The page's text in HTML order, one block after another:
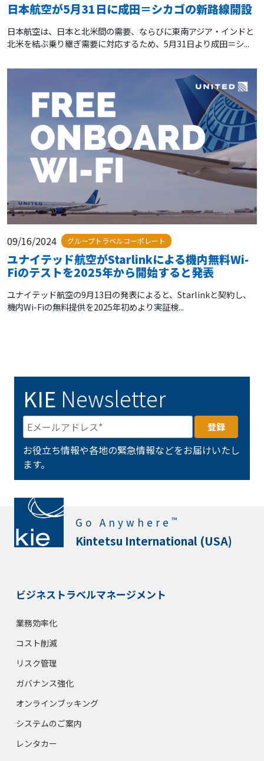
日本航空が5月31日に成田＝シカゴの新路線開設
日本航空は、日本と北米間の需要、ならびに東南アジア・インドと
北米を結ぶ乗り継ぎ需要に対応するため、5月31日より成田＝シ...
09/16/2024 グループトラベルコーポレート
ユナイテッド航空がStarlinkによる機内無料Wi-
Fiのテストを2025年から開始すると発表
ユナイテッド航空の9月13日の発表によると、Starlinkと契約し、
機内Wi-Fiの無料提供を2025年初めより実証検...
KIE Newsletter
お役立ち情報や各地の緊急情報などをお届けいたし
ます。
Go Anywhere ™
Kintetsu International (USA)
ビジネストラベルマネージメント
業務効率化
コスト削減
リスク管理
ガバナンス強化
オンラインブッキング
システムのご案内
レンタカー